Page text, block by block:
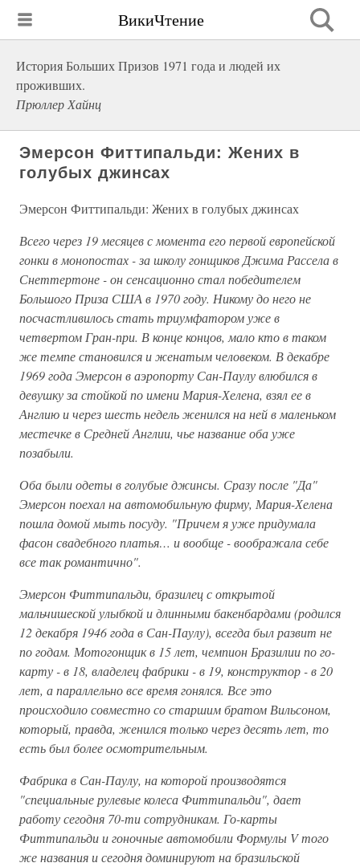
ВикиЧтение
История Больших Призов 1971 года и людей их
проживших.
Прюллер Хайнц
Эмерсон Фиттипальди: Жених в
голубых джинсах
Эмерсон Фиттипальди: Жених в голубых джинсах
Всего через 19 месяцев с момента его первой европейской
гонки в монопостах - за школу гонщиков Джима Рассела в
Снеттертоне - он сенсационно стал победителем
Большого Приза США в 1970 году. Никому до него не
посчастливилось стать триумфатором уже в
четвертом Гран-при. В конце концов, мало кто в таком
же темпе становился и женатым человеком. В декабре
1969 года Эмерсон в аэропорту Сан-Паулу влюбился в
девушку за стойкой по имени Мария-Хелена, взял ее в
Англию и через шесть недель женился на ней в маленьком
местечке в Средней Англии, чье название оба уже
позабыли.
Оба были одеты в голубые джинсы. Сразу после "Да"
Эмерсон поехал на автомобильную фирму, Мария-Хелена
пошла домой мыть посуду. "Причем я уже придумала
фасон свадебного платья… и вообще - воображала себе
все так романтично".
Эмерсон Фиттипальди, бразилец с открытой
мальчишеской улыбкой и длинными бакенбардами (родился
12 декабря 1946 года в Сан-Паулу), всегда был развит не
по годам. Мотогонщик в 15 лет, чемпион Бразилии по го-
карту - в 18, владелец фабрики - в 19, конструктор - в 20
лет, а параллельно все время гонялся. Все это
происходило совместно со старшим братом Вильсоном,
который, правда, женился только через десять лет, то
есть был более осмотрительным.
Фабрика в Сан-Паулу, на которой производятся
"специальные рулевые колеса Фиттипальди", дает
работу сегодня 70-ти сотрудникам. Го-карты
Фиттипальди и гоночные автомобили Формулы V того
же названия и сегодня доминируют на бразильской